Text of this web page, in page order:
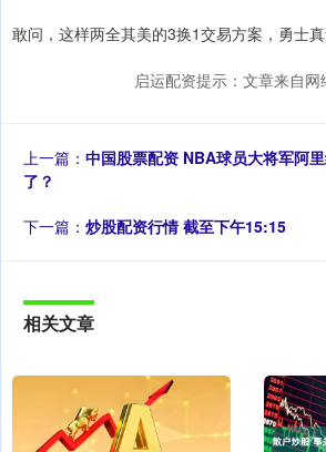
敢问，这样两全其美的3换1交易方案，勇士
启运配资提示：文章来自网
上一篇： 中国股票配资 NBA球员大将军阿
了？
下一篇： 炒股配资行情 截至下午15:15
相关文章